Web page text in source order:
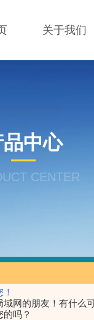
域网的朋友！有什么
的吗？
关于我们
品中心
CENTER